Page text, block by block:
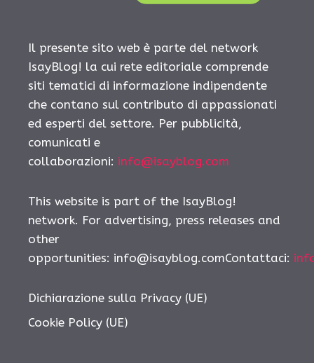
Il presente sito web è parte del network
IsayBlog! la cui rete editoriale comprende
siti tematici di informazione indipendente
che contano sul contributo di appassionati
ed esperti del settore. Per pubblicità,
comunicati e
collaborazioni: info@isayblog.com
This website is part of the IsayBlog!
network. For advertising, press releases and
other
opportunities: info@isayblog.comContattaci:
Dichiarazione sulla Privacy (UE)
Cookie Policy (UE)